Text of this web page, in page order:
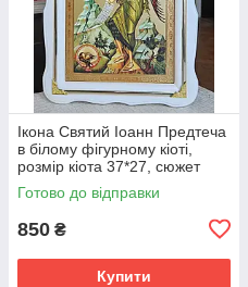
Ікона Святий Іоанн Предтеча
в білому фігурному кіоті,
розмір кіота 37*27, сюжет
20*30.
Готово до відправки
850 ₴
Купити